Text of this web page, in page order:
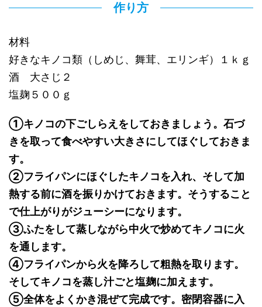
作り方
材料
好きなキノコ類（しめじ、舞茸、エリンギ）１ｋｇ
酒 大さじ２
塩麹５００ｇ
①キノコの下ごしらえをしておきましょう。石づ
きを取って食べやすい大きさにしてほぐしておきま
す。
②フライパンにほぐしたキノコを入れ、そして加
熱する前に酒を振りかけておきます。そうすること
で仕上がりがジューシーになります。
③ふたをして蒸しながら中火で炒めてキノコに火
を通します。
④フライパンから火を降ろして粗熱を取ります。
そしてキノコを蒸し汁ごと塩麹に加えます。
⑤全体をよくかき混ぜて完成です。密閉容器に入